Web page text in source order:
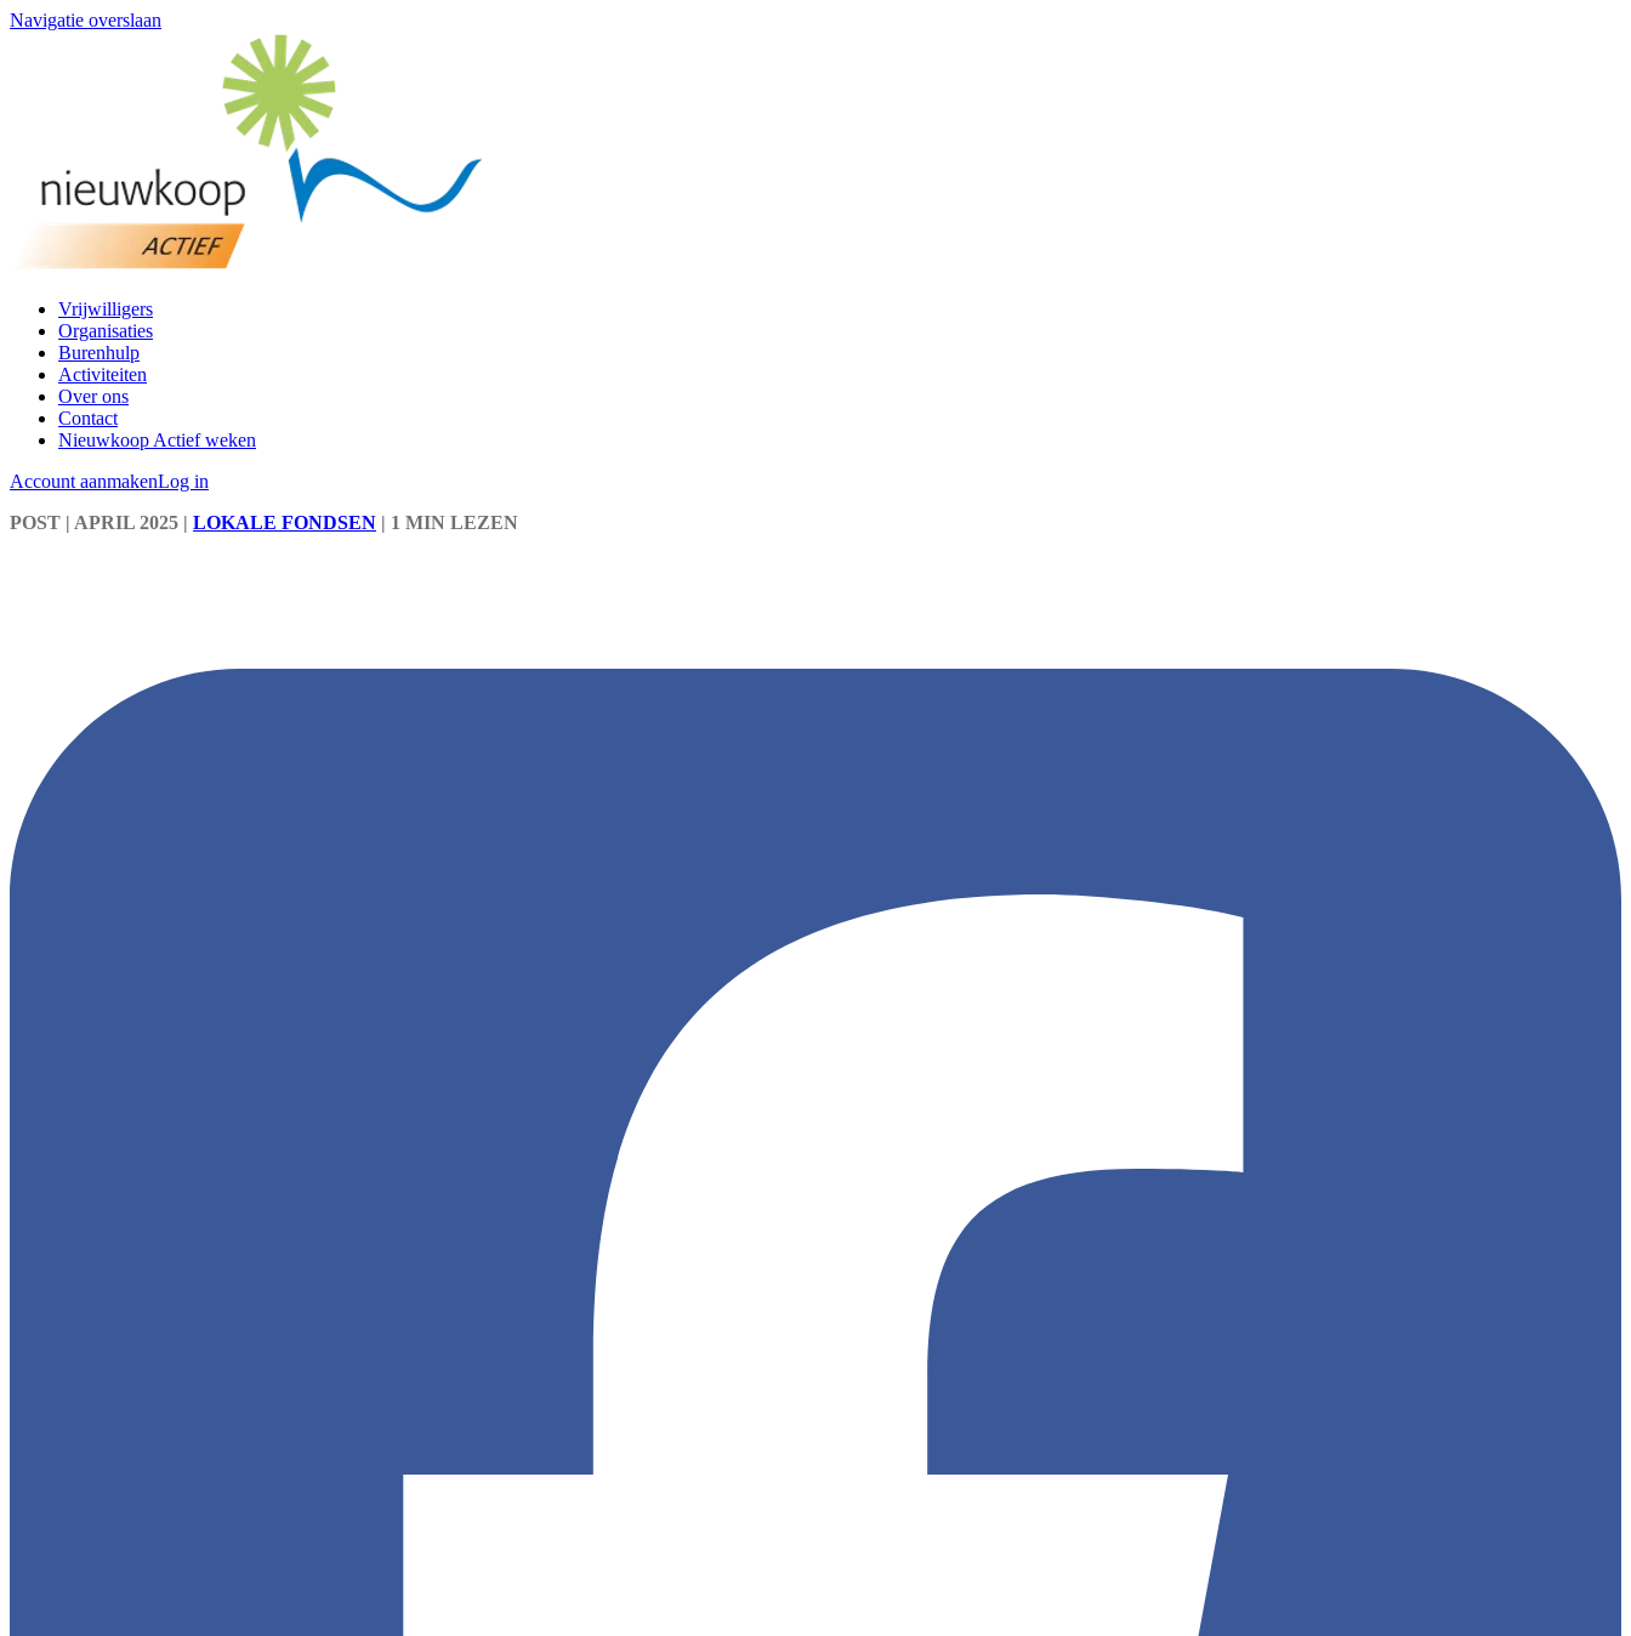
Navigatie overslaan
Vrijwilligers
Organisaties
Burenhulp
Activiteiten
Over ons
Contact
Nieuwkoop Actief weken
Account aanmakenLog in
POST | APRIL 2025 | LOKALE FONDSEN | 1 MIN LEZEN